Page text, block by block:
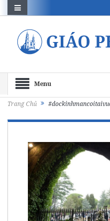
Menu
Trang Chủ